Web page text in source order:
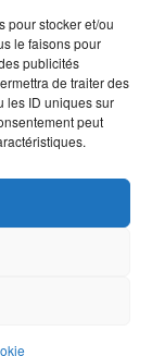
pour stocker et/ou
le faisons pour
publicités
de traiter des
les ID uniques sur
peut